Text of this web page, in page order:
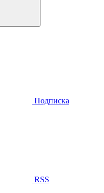
Подписка
RSS